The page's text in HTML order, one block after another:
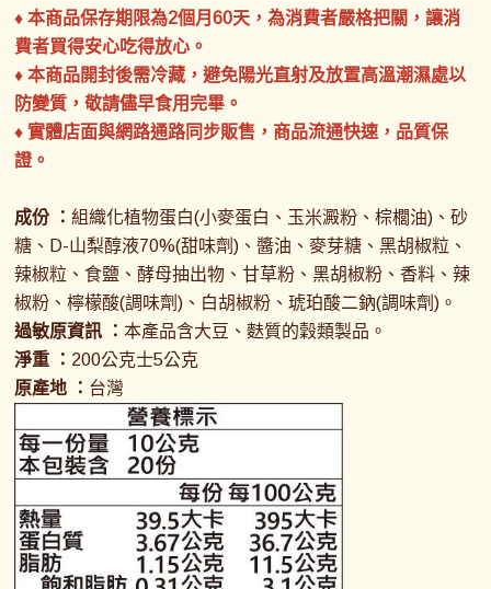
♦ 本商品保存期限為2個月60天，為消費者嚴格把關，讓消
費者買得安心吃得放心。
♦ 本商品開封後需冷藏，避免陽光直射及放置高溫潮濕處以
防變質，敬請儘早食用完畢。
♦ 實體店面與網路通路同步販售，商品流通快速，品質保
證。
成份 ：組織化植物蛋白(小麥蛋白、玉米澱粉、棕櫚油)、砂
糖、D-山梨醇液70%(甜味劑)、醬油、麥芽糖、黑胡椒粒、
辣椒粒、食鹽、酵母抽出物、甘草粉、黑胡椒粉、香料、辣
椒粉、檸檬酸(調味劑)、白胡椒粉、琥珀酸二鈉(調味劑)。
過敏原資訊 ：本產品含大豆、麩質的穀類製品。
淨重 ： 200公克士5公克
原產地 ： 台灣